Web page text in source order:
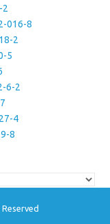
2
016-8
2
5
6-2
4
8